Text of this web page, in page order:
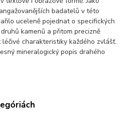
badatelů v této
uceleně pojednat o specifických
kamenů a přitom precizně
charakteristiky každého zvlášť.
mineralogický popis drahého